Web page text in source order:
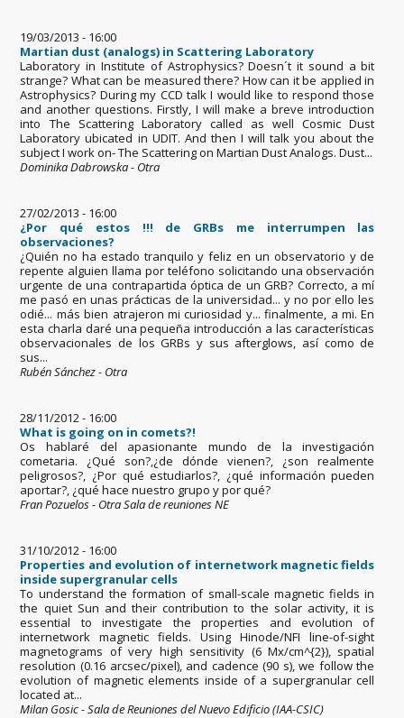
19/03/2013 - 16:00
Martian dust (analogs) in Scattering Laboratory
Laboratory in Institute of Astrophysics? Doesn´t it sound a bit
strange? What can be measured there? How can it be applied in
Astrophysics? During my CCD talk I would like to respond those
and another questions. Firstly, I will make a breve introduction
into The Scattering Laboratory called as well Cosmic Dust
Laboratory ubicated in UDIT. And then I will talk you about the
subject I work on- The Scattering on Martian Dust Analogs. Dust...
Dominika Dabrowska - Otra
27/02/2013 - 16:00
¿Por qué estos !!! de GRBs me interrumpen las
observaciones?
¿Quién no ha estado tranquilo y feliz en un observatorio y de
repente alguien llama por teléfono solicitando una observación
urgente de una contrapartida óptica de un GRB? Correcto, a mí
me pasó en unas prácticas de la universidad... y no por ello les
odié... más bien atrajeron mi curiosidad y... finalmente, a mi. En
esta charla daré una pequeña introducción a las características
observacionales de los GRBs y sus afterglows, así como de
sus...
Rubén Sánchez - Otra
28/11/2012 - 16:00
What is going on in comets?!
Os hablaré del apasionante mundo de la investigación
cometaria. ¿Qué son?,¿de dónde vienen?, ¿son realmente
peligrosos?, ¿Por qué estudiarlos?, ¿qué información pueden
aportar?, ¿qué hace nuestro grupo y por qué?
Fran Pozuelos - Otra Sala de reuniones NE
31/10/2012 - 16:00
Properties and evolution of internetwork magnetic fields
inside supergranular cells
To understand the formation of small-scale magnetic fields in
the quiet Sun and their contribution to the solar activity, it is
essential to investigate the properties and evolution of
internetwork magnetic fields. Using Hinode/NFI line-of-sight
magnetograms of very high sensitivity (6 Mx/cm^{2}), spatial
resolution (0.16 arcsec/pixel), and cadence (90 s), we follow the
evolution of magnetic elements inside of a supergranular cell
located at...
Milan Gosic - Sala de Reuniones del Nuevo Edificio (IAA-CSIC)